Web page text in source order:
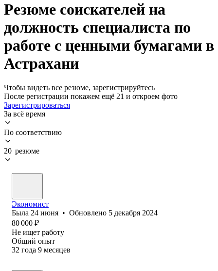
Резюме соискателей на
должность специалиста по
работе с ценными бумагами в
Астрахани
Чтобы видеть все резюме, зарегистрируйтесь
После регистрации покажем ещё 21 и откроем фото
Зарегистрироваться
За всё время
По соответствию
20 резюме
Экономист
Была 24 июня • Обновлено 5 декабря 2024
80 000 ₽
Не ищет работу
Общий опыт
32 года 9 месяцев